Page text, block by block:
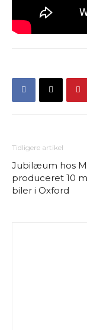
Tidligere artikel
Jubilæum hos
produceret 10
biler i Oxford